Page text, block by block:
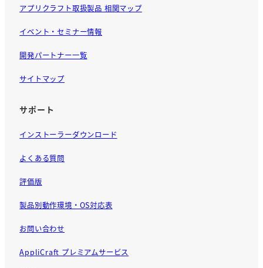
アプリクラフト取扱製品 相関マップ
イベント・セミナー情報
開発パートナー一覧
サイトマップ
サポート
インストーラーダウンロード
よくある質問
評価版
製品別動作環境・OS対応表
お問い合わせ
AppliCraft プレミアムサービス